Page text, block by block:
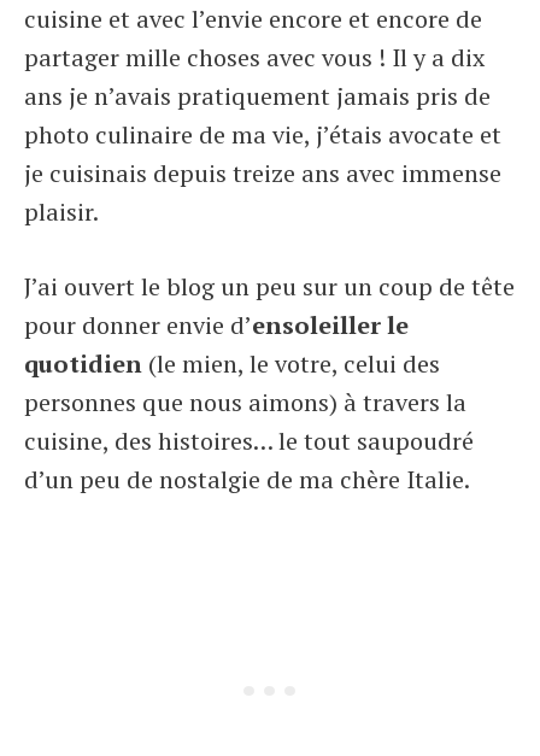
cuisine et avec l’envie encore et encore de
partager mille choses avec vous ! Il y a dix
ans je n’avais pratiquement jamais pris de
photo culinaire de ma vie, j’étais avocate et
je cuisinais depuis treize ans avec immense
plaisir.
J’ai ouvert le blog un peu sur un coup de tête
pour donner envie d’ensoleiller le
quotidien (le mien, le votre, celui des
personnes que nous aimons) à travers la
cuisine, des histoires… le tout saupoudré
d’un peu de nostalgie de ma chère Italie.